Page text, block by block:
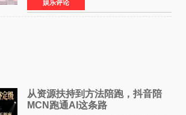
名，此后长期参与国内外电影制作，其担任制片
人参与的作品亦曾
娱乐评论
从资源扶持到方法陪跑，抖音陪
MCN跑通AI这条路